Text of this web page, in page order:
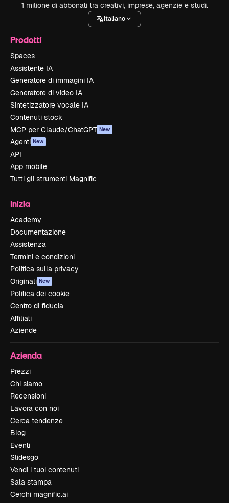
1 milione di abbonati tra creativi, imprese, agenzie e studi.
Italiano
Prodotti
Spaces
Assistente IA
Generatore di immagini IA
Generatore di video IA
Sintetizzatore vocale IA
Contenuti stock
MCP per Claude/ChatGPT New
Agenti New
API
App mobile
Tutti gli strumenti Magnific
Inizia
Academy
Documentazione
Assistenza
Termini e condizioni
Politica sulla privacy
Originali New
Politica dei cookie
Centro di fiducia
Affiliati
Aziende
Azienda
Prezzi
Chi siamo
Recensioni
Lavora con noi
Cerca tendenze
Blog
Eventi
Slidesgo
Vendi i tuoi contenuti
Sala stampa
Cerchi magnific.ai